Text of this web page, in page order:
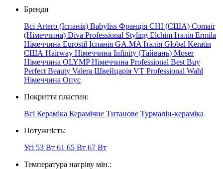
Бренди
Всі Artero (Іспанія) Babyliss Франція CHI (США) Comair
(Німеччина) Diva Professional Styling Elchim Італія Ermila
Німеччина Eurostil Іспанія GA.MA Італія Global Keratin
США Hairway Німеччина Infinity (Тайвань) Moser
Німеччина OLYMPНімеччина Professional Best Buy
Perfect Beauty Valera Швейцарія VT Professional Wahl
Німеччина Опус
Покриття пластин:
Всі Кераміка Керамічне Титанове Турмалін-кераміка
Потужність:
Усі 53 Вт 61 65 Вт 67 Вт
Температура нагріву мін.: